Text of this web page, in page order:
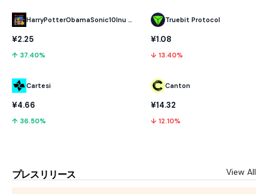
HarryPotterObamaSonic10Inu (ETH)
¥2.25
↑ 37.40%
Cartesi
¥4.66
↑ 36.50%
Truebit Protocol
¥1.08
↓ 13.40%
Canton
¥14.32
↓ 12.10%
プレスリリース View All